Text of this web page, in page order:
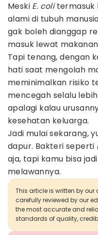
Meski E. colitermasuk
alami di tubuh
gak boleh dianggap
masuk lewat
Tapi tenang, dengan
hati saat mengolah
meminimalkan risiko
mencegah selalu
apalagi kalau
kesehatan keluarga.
Jadi mulai sekarang,
dapur. Bakteri seperti
aja, tapi kamu bisa
melawannya.
This article is written by
carefully reviewed by our
the most accurate and
standards of quality,